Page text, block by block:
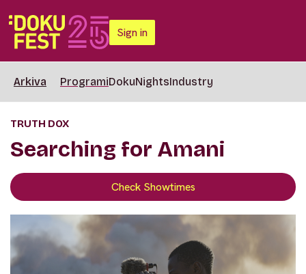
Sign in
Arkiva ProgramiDokuNightsIndustry
TRUTH DOX
Searching for Amani
Check Showtimes